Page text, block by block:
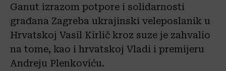
Ganut izrazom potpore i solidarnosti
građana Zagreba ukrajinski veleposlanik u
Hrvatskoj Vasil Kirlič kroz suze je zahvalio
na tome, kao i hrvatskoj Vladi i premijeru
Andreju Plenkoviću.